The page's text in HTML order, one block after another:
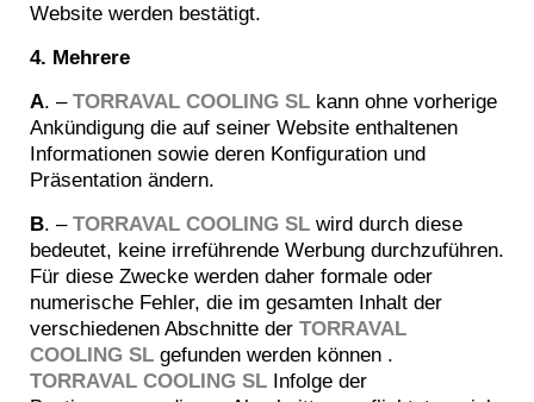
Website werden bestätigt.
4. Mehrere
A. – TORRAVAL COOLING SL kann ohne vorherige
Ankündigung die auf seiner Website enthaltenen
Informationen sowie deren Konfiguration und
Präsentation ändern.
B. – TORRAVAL COOLING SL wird durch diese
bedeutet, keine irreführende Werbung durchzuführen.
Für diese Zwecke werden daher formale oder
numerische Fehler, die im gesamten Inhalt der
verschiedenen Abschnitte der TORRAVAL
COOLING SL gefunden werden können .
TORRAVAL COOLING SL Infolge der